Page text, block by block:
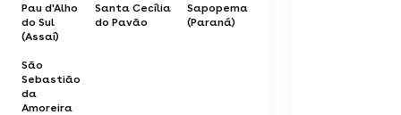
Pau d'Alho
do Sul
(Assaí)
Santa Cecília
do Pavão
Sapopema
(Paraná)
São
Sebastião
da
Amoreira